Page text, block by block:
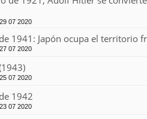
29 07 2020
1941: Japón ocupa el territorio
27 07 2020
25 07 2020
1942
23 07 2020